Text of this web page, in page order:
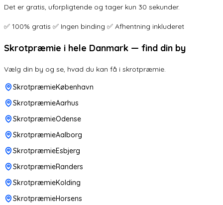
Det er gratis, uforpligtende og tager kun 30 sekunder.
✅ 100% gratis ✅ Ingen binding ✅ Afhentning inkluderet
Skrotpræmie i hele Danmark — find din by
Vælg din by og se, hvad du kan få i skrotpræmie.
SkrotpræmieKøbenhavn
SkrotpræmieAarhus
SkrotpræmieOdense
SkrotpræmieAalborg
SkrotpræmieEsbjerg
SkrotpræmieRanders
SkrotpræmieKolding
SkrotpræmieHorsens